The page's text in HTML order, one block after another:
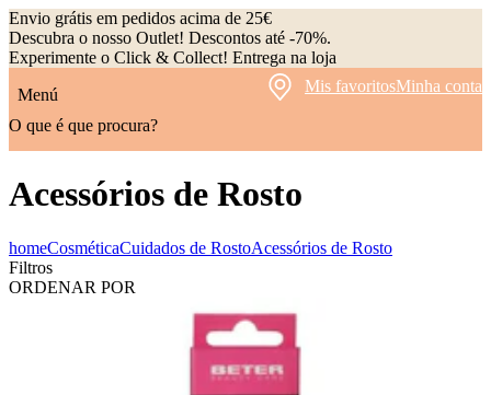
Envio grátis em pedidos acima de 25€
Descubra o nosso Outlet! Descontos até -70%.
Experimente o Click & Collect! Entrega na loja
Menú
Mis favoritosMinha conta
O que é que procura?
Acessórios de Rosto
homeCosméticaCuidados de RostoAcessórios de Rosto
Filtros
ORDENAR POR